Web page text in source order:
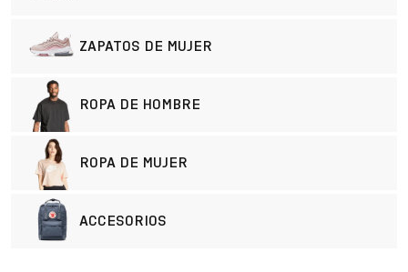
ZAPATOS DE MUJER
ROPA DE HOMBRE
ROPA DE MUJER
ACCESORIOS